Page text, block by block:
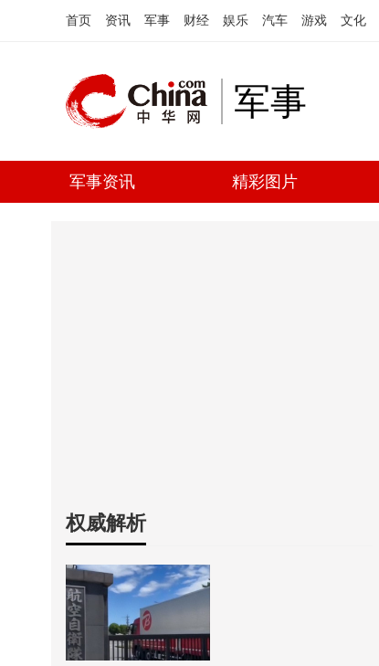
首页 资讯 军事 财经 娱乐 汽车 游戏 文化
军事
军事资讯 精彩图片
权威解析